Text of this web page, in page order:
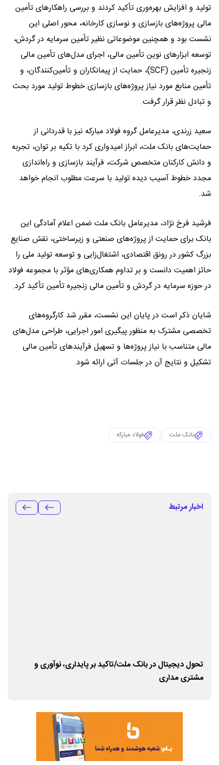
تولید و افزایش بهره‌وری تأکید کردند و بررسی راهکارهای تأمین
مالی پروژه‌های بازسازی و نوسازی کارخانه، محور اصلی این
نشست بود و همچنین موضوعاتی نظیر تأمین سرمایه در گردش،
توسعه ابزارهای نوین تأمین مالی، اجرای مدل‌های تأمین مالی
زنجیره تأمین (SCF)، حمایت از پیمانکاران و تأمین‌کنندگان، و
تأمین منابع مورد نیاز پروژه‌های بازسازی خطوط تولید مورد بحث
و تبادل نظر قرار گرفت.
سعید زرندی، مدیرعامل گروه فولاد مبارکه نیز با قدردانی از
حمایت‌های بانک ملت، ابراز امیدواری کرد با تکیه بر توان، تجربه
و دانش کارکنان متخصص شرکت، فرآیند بازسازی و راه‌اندازی
مجدد خطوط آسیب دیده تولید با سرعت مطلوب انجام خواهد
شد.
فرشید فرخ نژاد، مدیرعامل بانک ملت ضمن اعلام آمادگی این
بانک برای حمایت از پروژه‌های صنعتی و زیرساختی، نقش صنایع
بزرگ کشور در رونق اقتصادی، اشتغال‌زایی و توسعه تولید ملی را
حائز اهمیت دانست و بر تداوم همکاری‌های مؤثر با مجموعه فولاد
در حوزه سرمایه در گردش و تأمین مالی زنجیره تأمین تأکید کرد.
شایان ذکر است در پایان این نشست، مقرر شد کارگروه‌های
تخصصی مشترک به منظور پیگیری امور اجرایی، طراحی مدل‌های
مالی متناسب با نیاز پروژه‌ها و تسهیل فرآیندهای تأمین مالی
تشکیل و نتایج آن در جلسات آتی ارائه شود.
بانک ملت فولاد مبارکه
اخبار مرتبط
تحول دیجیتال در بانک ملت/تاکید بر پایداری، نوآوری و
مشتری مداری